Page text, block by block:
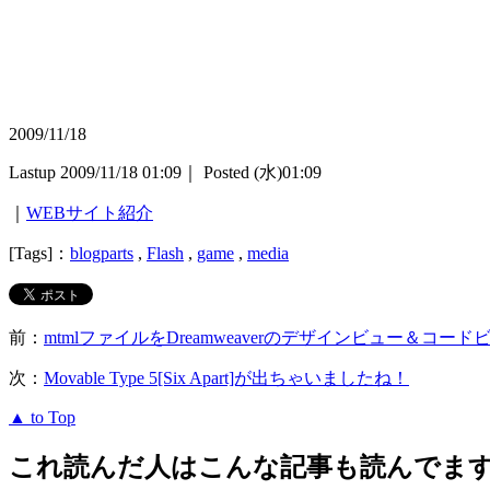
2009/11/18
Lastup 2009/11/18 01:09｜ Posted (水)01:09
WEBサイト紹介
[Tags]： blogparts , Flash , game , media
前： mtmlファイルをDreamweaverのデザインビュー＆コード
次： Movable Type 5[Six Apart]が出ちゃいましたね！
▲ to Top
これ読んだ人はこんな記事も読んでま